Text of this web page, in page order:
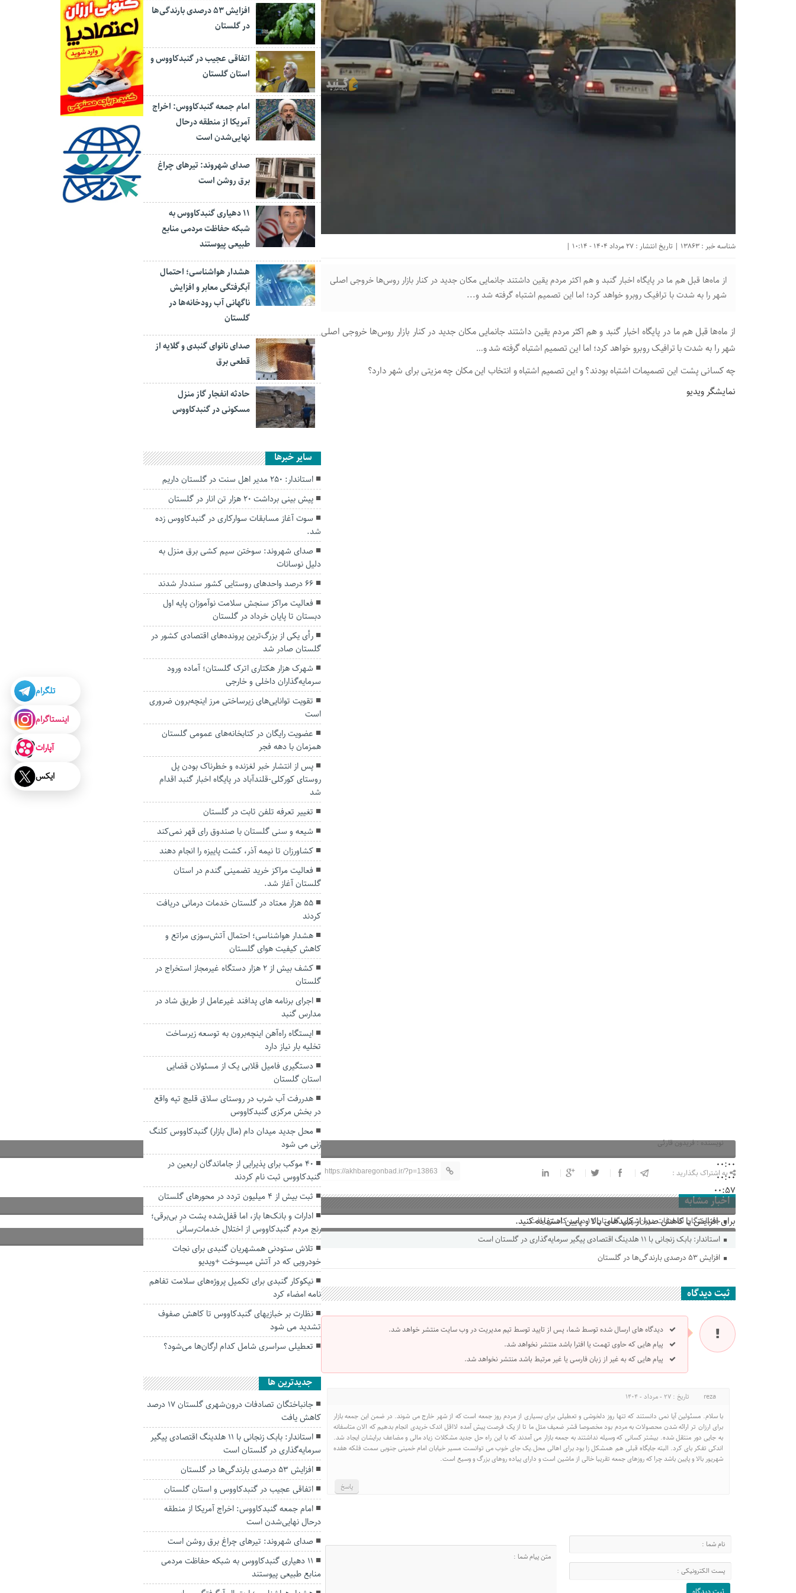
شناسه خبر : 13863 | تاریخ انتشار : 27 مرداد 1404 - 10:14 |
از ماه‌ها قبل هم ما در پایگاه اخبار گنبد و هم اکثر مردم یقین داشتند جانمایی مکان جدید در کنار بازار روس‌ها خروجی اصلی
شهر را به شدت با ترافیک روبرو خواهد کرد؛ اما این تصمیم اشتباه گرفته شد و...
از ماه‌ها قبل هم ما در پایگاه اخبار گنبد و هم اکثر مردم یقین داشتند جانمایی مکان جدید در کنار بازار روس‌ها خروجی اصلی
شهر را به شدت با ترافیک روبرو خواهد کرد؛ اما این تصمیم اشتباه گرفته شد و…
چه کسانی پشت این تصمیمات اشتباه بودند؟ و این تصمیم اشتباه و انتخاب این مکان چه مزیتی برای شهر دارد؟
نمایشگر ویدیو
00:00
00:00
00:57
برای افزایش یا کاهش صدا از کلیدهای بالا و پایین استفاده کنید.
نویسنده : فریدون قارئی
به اشتراک بگذارید : https://akhbaregonbad.ir/?p=13863
اخبار مشابه
جانباختگان تصادفات درون‌شهری گلستان ۱۷ درصد کاهش یافت
استاندار: بابک زنجانی با ۱۱ هلدینگ اقتصادی پیگیر سرمایه‌گذاری در گلستان است
افزایش ۵۳ درصدی بارندگی‌ها در گلستان
ثبت دیدگاه
دیدگاه های ارسال شده توسط شما، پس از تایید توسط تیم مدیریت در وب سایت منتشر خواهد شد.
پیام هایی که حاوی تهمت یا افترا باشد منتشر نخواهد شد.
پیام هایی که به غیر از زبان فارسی یا غیر مرتبط باشد منتشر نخواهد شد.
reza
تاریخ : 27 - مرداد - 1404
با سلام. مسئولین آیا نمی دانستند که تنها روز دلخوشی و تعطیلی برای بسیاری از مردم روز جمعه است که از شهر خارج می شوند. در ضمن این جمعه بازار
برای ارزان تر ارائه شدن محصولات به مردم بود مخصوصا قشر ضعیف مثل ما تا از یک فرصت پیش آمده لااقل اندک خریدی انجام بدهیم که الان متاسفانه
به جایی دور منتقل شده. بیشتر کسانی که وسیله نداشتند به جمعه بازار می آمدند که با این راه حل جدید مشکلات زیاد مالی و مضاعف برایشان ایجاد شد.
اندکی تفکر بای کرد. البته جایگاه قبلی هم همشکل زا بود برای اهالی محل.یک جای خوب می توانست مسیر خیابان امام خمینی جنوبی سمت فلکه هفده
شهریور بالا و پایین باشد چرا که روزهای جمعه تقریبا خالی از ماشین است و دارای پیاده روهای بزرگ و وسیع است.
پاسخ
افزایش ۵۳ درصدی بارندگی‌ها
در گلستان
اتفاقی عجیب در‌ گنبدکاووس و
استان گلستان
امام جمعه گنبدکاووس: اخراج
آمریکا از منطقه درحال
نهایی‌شدن است
صدای شهروند: تیرهای چراغ
برق روشن است
۱۱ دهیاری گنبدکاووس به
شبکه حفاظت مردمی منابع
طبیعی پیوستند
هشدار هواشناسی؛ احتمال
آبگرفتگی معابر و افزایش
ناگهانی آب رودخانه‌ها در
گلستان
صدای نانوای گنبدی و گلایه از
قطعی برق
حادثه انفجار گاز منزل
مسکونی در گنبدکاووس
سایر خبرها
استاندار: ۲۵۰ مدیر اهل سنت در گلستان داریم
پیش بینی برداشت ۲۰ هزار تن انار در گلستان
سوت آغاز مسابقات سوارکاری در گنبدکاووس زده
شد.
صدای شهروند: سوختن سیم کشی برق منزل به
دلیل نوسانات
۶۶ درصد واحدهای روستایی کشور سنددار شدند
فعالیت مراکز سنجش سلامت نوآموزان پایه اول
دبستان تا پایان خرداد در گلستان
رأی یکی از بزرگ‌ترین پرونده‌های اقتصادی کشور در
گلستان صادر شد
شهرک هزار هکتاری اترک گلستان؛ آماده ورود
سرمایه‌گذاران داخلی و خارجی
تقویت توانایی‌های زیرساختی مرز اینچه‌برون ضروری
است
عضویت رایگان در کتابخانه‌های عمومی گلستان
همزمان با دهه فجر
پس از انتشار خبر لغزنده و خطرناک بودن پل
روستای کورکلی-قلندآباد در پایگاه اخبار گنبد اقدام
شد
تغییر تعرفه تلفن ثابت در گلستان
شیعه و سنی گلستان با صندوق رای قهر نمی‌کند
کشاورزان تا نیمه آذر، کشت پاییزه را انجام دهند
فعالیت مراکز خرید تضمینی گندم در استان
گلستان آغاز شد.
۵۵ هزار معتاد در گلستان خدمات درمانی دریافت
کردند
هشدار هواشناسی؛ احتمال آتش‌سوزی مراتع و
کاهش کیفیت هوای گلستان
کشف بیش از ۲ هزار دستگاه غیرمجاز استخراج در
گلستان
اجرای برنامه های پدافند غیرعامل از طریق شاد در
مدارس گنبد
ایستگاه راه‌آهن اینچه‌برون به توسعه زیرساخت‌
تخلیه بار نیاز دارد
دستگیری فامیل قلابی یک از مسئولان قضایی
استان گلستان
هدررفت آب شرب در روستای سلاق قلیچ تپه واقع
در بخش مرکزی گنبدکاووس
محل جدید میدان دام (مال بازار) گنبدکاووس کلنگ
زنی می شود
۴۰ موکب برای پذیرایی از جاماندگان اربعین در
گنبدکاووس ثبت نام کردند
ثبت بیش از ۴ میلیون تردد در محور‌های گلستان
ادارات و بانک‌ها باز، اما قفل‌شده پشت درِ بی‌برقی؛
رنج مردم گنبدکاووس از اختلال خدمات‌رسانی
تلاش ستودنی همشهریان گنبدی برای نجات
خودرویی که در آتش میسوخت +ویدیو
نیکوکار گنبدی برای تکمیل پروژه‌های سلامت تفاهم
نامه امضاء کرد
نظارت بر خبازیهای گنبدکاووس تا کاهش صفوف
تشدید می شود
تعطیلی سراسری شامل کدام ارگان‌ها می‌شود؟
جديدترين ها
جانباختگان تصادفات درون‌شهری گلستان ۱۷ درصد
کاهش یافت
استاندار: بابک زنجانی با ۱۱ هلدینگ اقتصادی پیگیر
سرمایه‌گذاری در گلستان است
افزایش ۵۳ درصدی بارندگی‌ها در گلستان
اتفاقی عجیب در‌ گنبدکاووس و استان گلستان
امام جمعه گنبدکاووس: اخراج آمریکا از منطقه
درحال نهایی‌شدن است
صدای شهروند: تیرهای چراغ برق روشن است
۱۱ دهیاری گنبدکاووس به شبکه حفاظت مردمی
منابع طبیعی پیوستند
تلگرام
اینستاگرام
آپارات
ایکس